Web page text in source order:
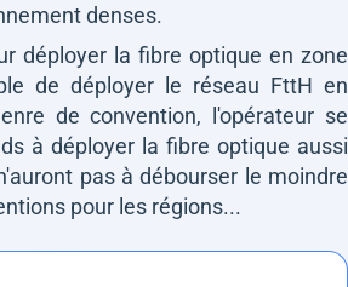
denses.
déployer la fibre optique en zone
de déployer le réseau FttH en
de convention, l'opérateur se
à déployer la fibre optique aussi
pas à débourser le moindre
pour les régions...